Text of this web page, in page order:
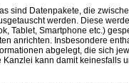
sind Datenpakete, die
werden. Diese
Tablet, Smartphone etc.)
anrichten. Insbesondere
abgelegt, die sich
kann damit keinesfalls